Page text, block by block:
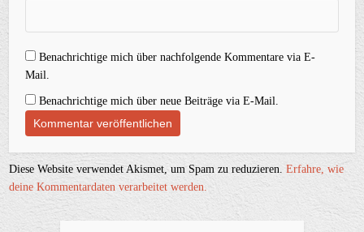
Benachrichtige mich über nachfolgende Kommentare via E-
Mail.
Benachrichtige mich über neue Beiträge via E-Mail.
Diese Website verwendet Akismet, um Spam zu reduzieren.Erfahre, wie
deine Kommentardaten verarbeitet werden.